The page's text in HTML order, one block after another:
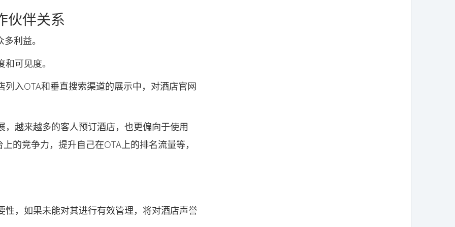
伙伴关系
利益。
可见度。
OTA和垂直搜索渠道的展示中，对酒店官网
来越多的客人预订酒店，也更偏向于使用
的竞争力，提升自己在OTA上的排名流量等，
如果未能对其进行有效管理，将对酒店声誉